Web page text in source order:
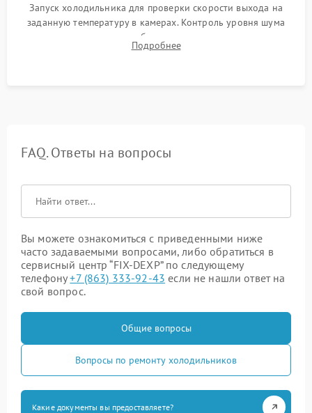
Запуск холодильника для проверки скорости выхода на
заданную температуру в камерах. Контроль уровня шума
компрессора, отсутствия обмерзания стенок и корректного
срабатывания системы автоматической оттайки.
Подробнее
FAQ. Ответы на вопросы
Вы можете ознакомиться с приведенными ниже
часто задаваемыми вопросами, либо обратиться в
сервисный центр “FIX-DEXP” по следующему
телефону+7 (863) 333-92-43 если не нашли ответ на
свой вопрос.
Общие вопросы
Вопросы по ремонту холодильников
Какие документы вы предоставляете?